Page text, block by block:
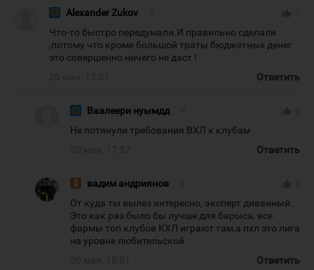
Alexander Zukov
Что-то быстро передумали.И правильно сделали
,потому что кроме большой траты бюджетных денег
это совершенно ничего не даст !
Ответить
Ваалеери нуымдд
Не потянули требования ВХЛ к клубам
Ответить
вадим андриянов
От куда ты вылез интересно, эксперт диванный.
Это как раз было бы лучше для барыса, все
фармы топ клубов КХЛ играют там,а пхл это лига
на уровне любительской.
Ответить